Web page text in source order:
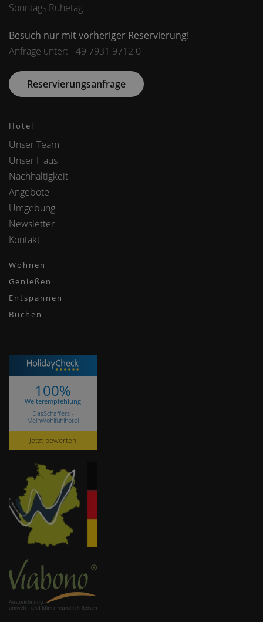
Sonntags Ruhetag
Besuch nur mit vorheriger Reservierung!
Anfrage unter: +49 7931 9712 0
Reservierungsanfrage
Hotel
Unser Team
Unser Haus
Nachhaltigkeit
Angebote
Umgebung
Newsletter
Kontakt
Wohnen
Genießen
Entspannen
Buchen
100%
Weiterempfehlung
DasSchaffers -
MeinWohlfühlhotel
Jetzt bewerten